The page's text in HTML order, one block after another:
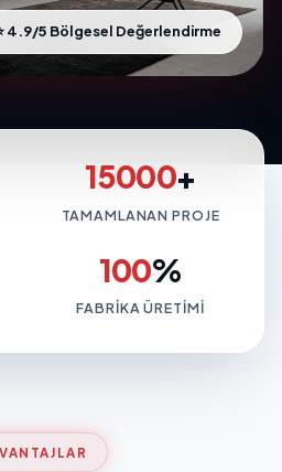
4.9/5 Bölgesel Değerlendirme
15000+
TAMAMLANAN PROJE
100%
FABRIKA ÜRETIMI